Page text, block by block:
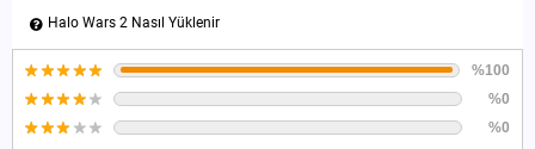
Halo Wars 2 Nasıl Yüklenir
%100
%0
%0